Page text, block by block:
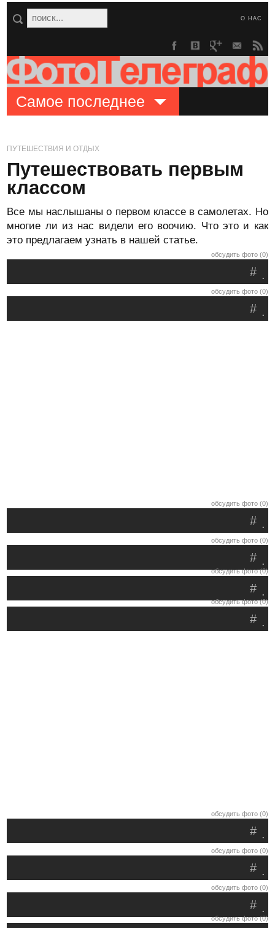
О НАС
Самое последнее
ПУТЕШЕСТВИЯ И ОТДЫХ
Путешествовать первым
классом
Все мы наслышаны о первом классе в самолетах. Но
многие ли из нас видели его воочию. Что это и как
это предлагаем узнать в нашей статье.
обсудить фото (0)
.
#
обсудить фото (0)
.
#
обсудить фото (0)
.
#
обсудить фото (0)
.
#
обсудить фото (0)
.
#
обсудить фото (0)
.
#
обсудить фото (0)
.
#
обсудить фото (0)
.
#
обсудить фото (0)
.
#
обсудить фото (0)